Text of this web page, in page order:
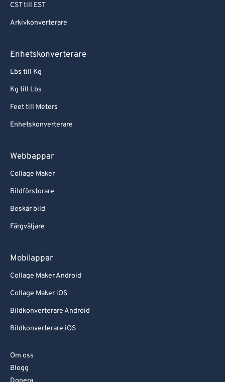
CST till EST
Arkivkonverterare
Enhetskonverterare
Lbs till Kg
Kg till Lbs
Feet till Meters
Enhetskonverterare
Webbappar
Collage Maker
Bildförstorare
Beskär bild
Färgväljare
Mobilappar
Collage Maker Android
Collage Maker iOS
Bildkonverterare Android
Bildkonverterare iOS
Om oss
Blogg